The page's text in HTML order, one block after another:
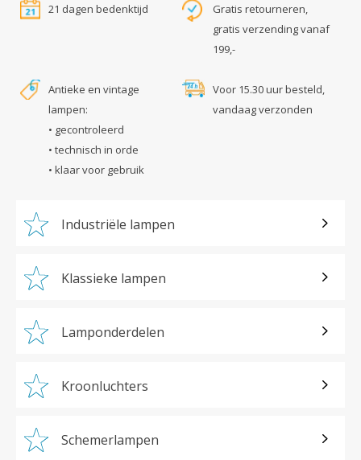
21 dagen bedenktijd
Gratis retourneren,
gratis verzending vanaf
199,-
Antieke en vintage
lampen:
• gecontroleerd
• technisch in orde
• klaar voor gebruik
Voor 15.30 uur besteld,
vandaag verzonden
Industriële lampen
Klassieke lampen
Lamponderdelen
Kroonluchters
Schemerlampen